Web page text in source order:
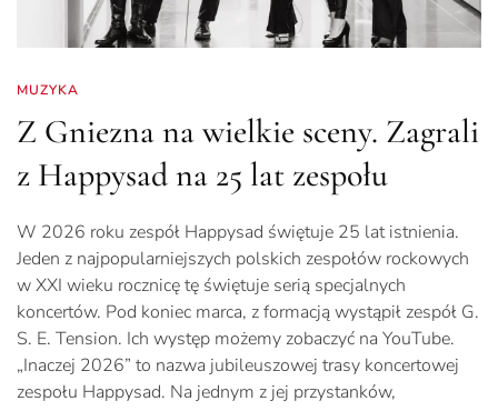
MUZYKA
Z Gniezna na wielkie sceny. Zagrali
z Happysad na 25 lat zespołu
W 2026 roku zespół Happysad świętuje 25 lat istnienia.
Jeden z najpopularniejszych polskich zespołów rockowych
w XXI wieku rocznicę tę świętuje serią specjalnych
koncertów. Pod koniec marca, z formacją wystąpił zespół G.
S. E. Tension. Ich występ możemy zobaczyć na YouTube.
„Inaczej 2026” to nazwa jubileuszowej trasy koncertowej
zespołu Happysad. Na jednym z jej przystanków,